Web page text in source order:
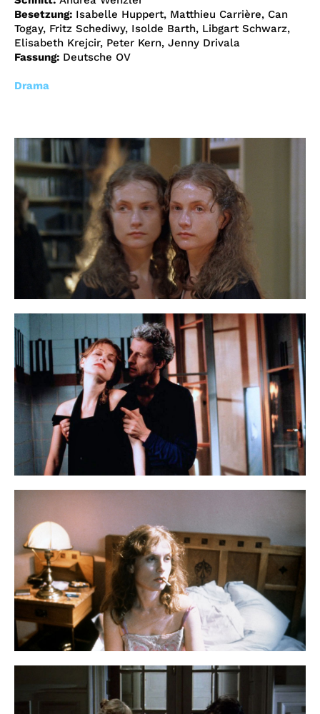
Besetzung: Isabelle Huppert, Matthieu Carrière, Can
Togay, Fritz Schediwy, Isolde Barth, Libgart Schwarz,
Elisabeth Krejcir, Peter Kern, Jenny Drivala
Fassung: Deutsche OV
Drama